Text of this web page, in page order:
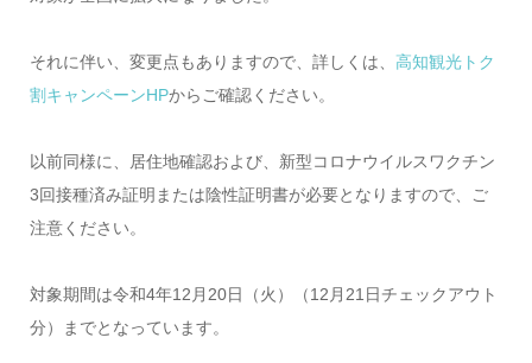
それに伴い、変更点もありますので、詳しくは、 高知観光トク
割キャンペーンHPからご確認ください。
以前同様に、居住地確認および、新型コロナウイルスワクチン
3回接種済み証明または陰性証明書が必要となりますので、ご
注意ください。
対象期間は令和4年12月20日（火）（12月21日チェックアウト
分）までとなっています。